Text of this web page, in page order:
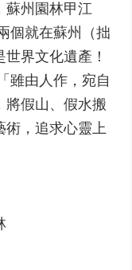
蘇州園林甲江
個就在蘇州（拙
界文化遺產！
雖由人作，宛自
將假山、假水搬
術，追求心靈上